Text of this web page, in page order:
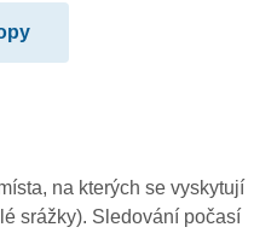
na kterých se vyskytují
srážky). Sledování počasí